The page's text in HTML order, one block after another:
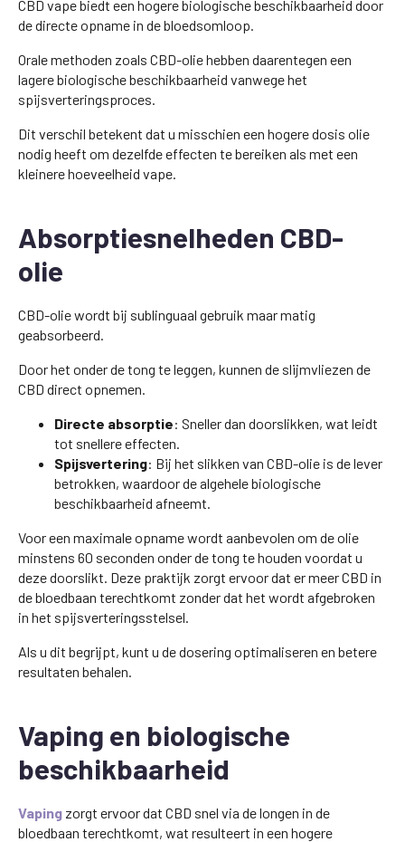
CBD vape biedt een hogere biologische beschikbaarheid door
de directe opname in de bloedsomloop.
Orale methoden zoals CBD-olie hebben daarentegen een
lagere biologische beschikbaarheid vanwege het
spijsverteringsproces.
Dit verschil betekent dat u misschien een hogere dosis olie
nodig heeft om dezelfde effecten te bereiken als met een
kleinere hoeveelheid vape.
Absorptiesnelheden CBD-
olie
CBD-olie wordt bij sublinguaal gebruik maar matig
geabsorbeerd.
Door het onder de tong te leggen, kunnen de slijmvliezen de
CBD direct opnemen.
Directe absorptie: Sneller dan doorslikken, wat leidt
tot snellere effecten.
Spijsvertering: Bij het slikken van CBD-olie is de lever
betrokken, waardoor de algehele biologische
beschikbaarheid afneemt.
Voor een maximale opname wordt aanbevolen om de olie
minstens 60 seconden onder de tong te houden voordat u
deze doorslikt. Deze praktijk zorgt ervoor dat er meer CBD in
de bloedbaan terechtkomt zonder dat het wordt afgebroken
in het spijsverteringsstelsel.
Als u dit begrijpt, kunt u de dosering optimaliseren en betere
resultaten behalen.
Vaping en biologische
beschikbaarheid
Vaping zorgt ervoor dat CBD snel via de longen in de
bloedbaan terechtkomt, wat resulteert in een hogere